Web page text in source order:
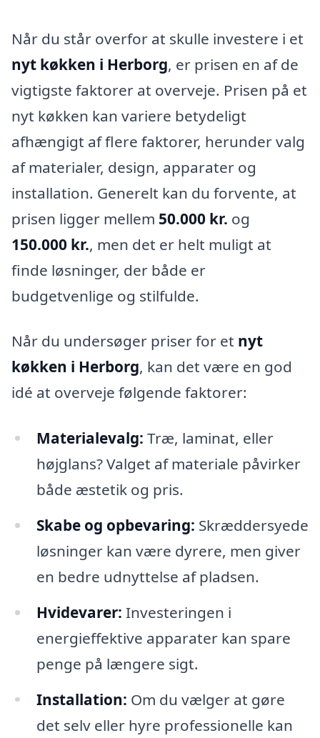
Når du står overfor at skulle investere i et
nyt køkken i Herborg, er prisen en af de
vigtigste faktorer at overveje. Prisen på et
nyt køkken kan variere betydeligt
afhængigt af flere faktorer, herunder valg
af materialer, design, apparater og
installation. Generelt kan du forvente, at
prisen ligger mellem 50.000 kr. og
150.000 kr., men det er helt muligt at
finde løsninger, der både er
budgetvenlige og stilfulde.
Når du undersøger priser for et nyt
køkken i Herborg, kan det være en god
idé at overveje følgende faktorer:
Materialevalg: Træ, laminat, eller
højglans? Valget af materiale påvirker
både æstetik og pris.
Skabe og opbevaring: Skræddersyede
løsninger kan være dyrere, men giver
en bedre udnyttelse af pladsen.
Hvidevarer: Investeringen i
energieffektive apparater kan spare
penge på længere sigt.
Installation: Om du vælger at gøre
det selv eller hyre professionelle kan